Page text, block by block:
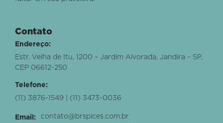
Contato
Endereço:
Estr. Velha de Itu, 1200 – Jardim Alvorada, Jandira – SP,
CEP 06612-250
Telefone:
(11) 3876-1549 | (11) 3473-0036
Email:
contato@brspices.com.br